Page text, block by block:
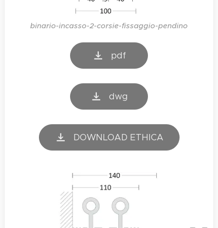
binario-incasso-2-corsie-fissaggio-pendino
pdf
dwg
DOWNLOAD ETHICA